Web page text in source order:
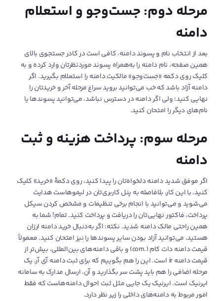
مرحله دوم: جست‌وجو و استعلام
دامنه
بعد از انتخاب نام و پسوند دامنه، کافی است در کادر جستجوی بالای
همین صفحه، نام دامنه را به‌همراه پسوند موردنظرتان وارد کرده و به
کلیک روی دکمه «جست‌وجو» مالکیت دامنه را استعلام بگیرید. اگر
دامنه آزاد باشد که خب می‌توانید بروید سراغ مرحله آخر و خریدتان را
نهایی کنید؛ ولی اگر دامنه در دسترس نباشد، می‌توانید پسوند‌ها یا
نام‌های دیگر را امتحان کنید.
مرحله سوم: پرداخت هزینه و ثبت
دامنه
اگر موفق شدید دامنه دلخواه‌تان را پیدا کنید، روی دکمۀ «خرید» کلیک
کنید. با این کار، بلافاصله به پنل کاربری‌تان در لیموهاست هدایت
می‌شوید و می‌توانید با انجام برخی تنظیمات و مشخص‌ کردن سیکل
پرداخت، فاکتور نهایی‌تان را دریافت و پرداخت کنید. تمام! شما به
همین راحتی مالک دامنه شدید. نکته: اگر به‌دنبال خرید دامنه ارزان
هستید، می‌توانید آزاد بودن سایر پسوندها را نیز امتحان کنید. معمولاً
قیمت دامنه دات کام (.com) و باقی دامنه‌های بین‌المللی، بیش‌تر از
قیمت دامنه ir است. این را هم بگوییم که برای ثبت دامنه آی آر، یک
مرحله اضافی را هم باید پشت سر بگذارید و آن، ارسال مدارک به سامانه
ایرنیک است. ایرنیک یک جایی مثل ثبت احوال دامنه‌هاست که فقط
امور مربوط به دامنه‌های داخلی را زیر نظر دارد.